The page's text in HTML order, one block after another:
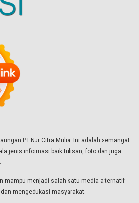
PT.Nur Citra Mulia. Ini adalah semangat
jenis informasi baik tulisan, foto dan juga
mampu menjadi salah satu media alternatif
mengedukasi masyarakat.